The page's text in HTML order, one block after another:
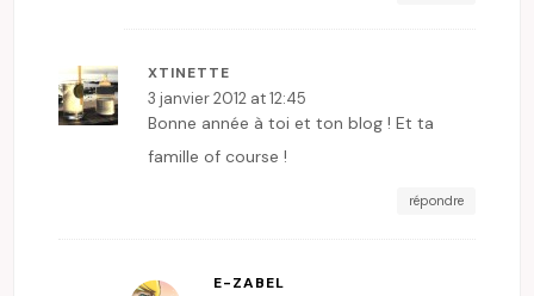
XTINETTE
3 janvier 2012 at 12:45
Bonne année à toi et ton blog ! Et ta
famille of course !
répondre
E-ZABEL